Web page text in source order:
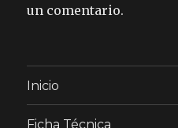
un comentario.
Inicio
Ficha Técnica